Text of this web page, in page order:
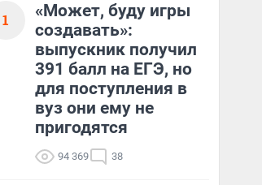
1
«Может, буду игры
создавать»:
выпускник получил
391 балл на ЕГЭ, но
для поступления в
вуз они ему не
пригодятся
94 369 38